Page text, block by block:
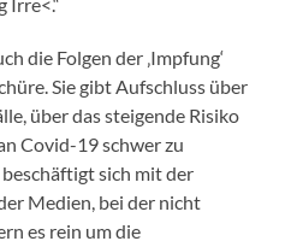
die Folgen der ‚Impfung‘
Sie gibt Aufschluss über
über das steigende Risiko
Covid-19 schwer zu
sich mit der
Medien, bei der nicht
es rein um die